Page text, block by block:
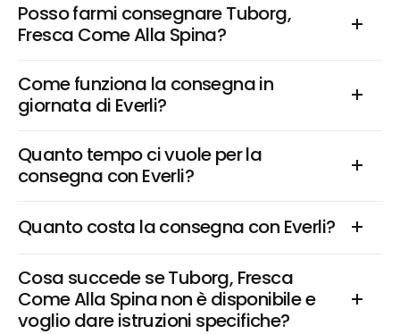
Posso farmi consegnare Tuborg,
Fresca Come Alla Spina?
Come funziona la consegna in
giornata di Everli?
Quanto tempo ci vuole per la
consegna con Everli?
Quanto costa la consegna con Everli?
Cosa succede se Tuborg, Fresca
Come Alla Spina non è disponibile e
voglio dare istruzioni specifiche?